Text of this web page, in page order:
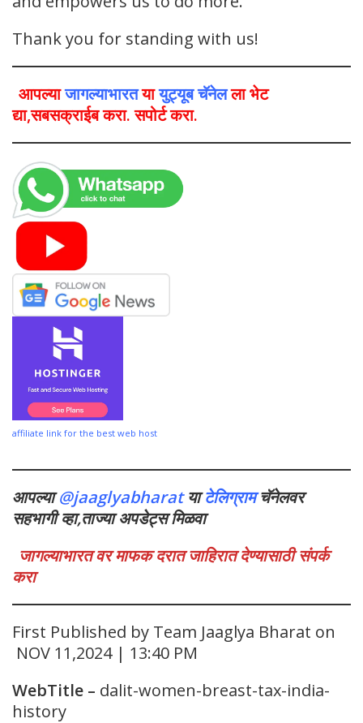
Thank you for standing with us!
आपल्याजागल्याभारतयायुट्यूब चॅनेलला भेट
द्या,सबसक्राईब करा. सपोर्ट करा.
affiliate link for the best web host
आपल्या@jaaglyabharatयाटेलिग्रामचॅनेलवर
सहभागी व्हा,ताज्या अपडेट्स मिळवा
जागल्याभारत वर माफक दरात जाहिरात देण्यासाठी संपर्क
करा
First Published by Team Jaaglya Bharat on
NOV 11,2024 | 13:40 PM
WebTitle – dalit-women-breast-tax-india-
history